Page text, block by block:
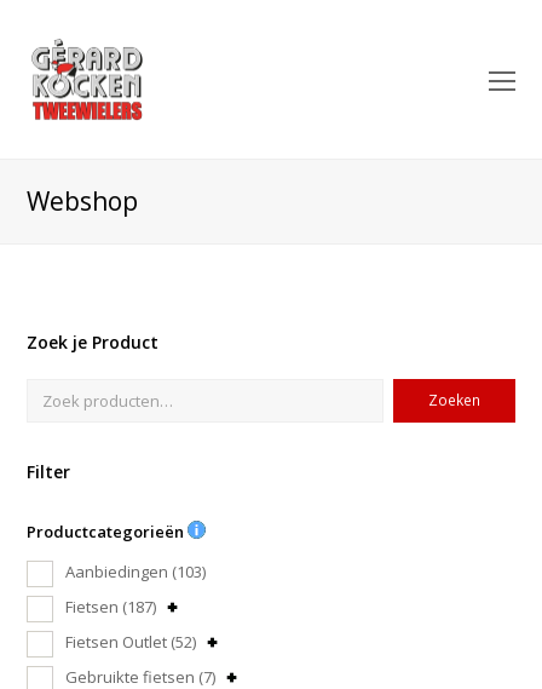
Webshop
Zoek je Product
Zoeken
Filter
Productcategorieën
Aanbiedingen (103)
Fietsen (187)
Fietsen Outlet (52)
Gebruikte fietsen (7)